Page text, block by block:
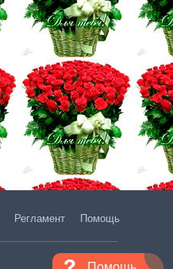
Регламент Помощь